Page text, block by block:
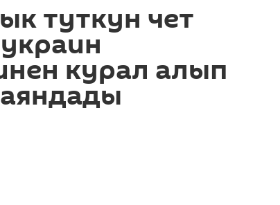
туткун чет
курал алып